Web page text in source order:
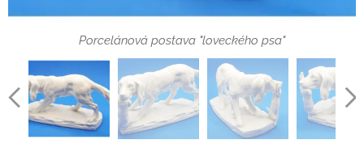
Porcelánová postava "loveckého psa"
Porcelánová postava "loveckého psa"